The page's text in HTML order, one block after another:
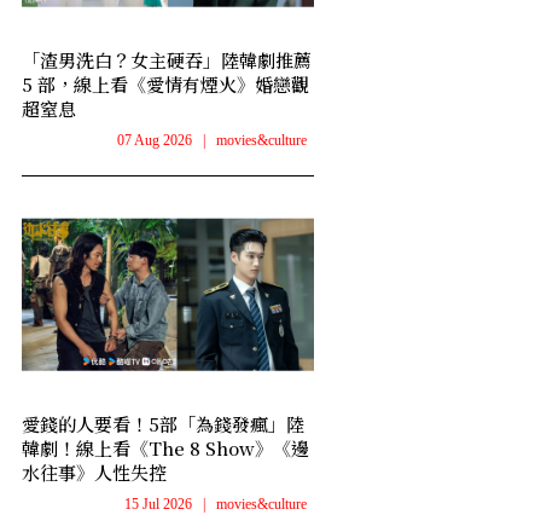
「渣男洗白？女主硬吞」陸韓劇推薦
5 部，線上看《愛情有煙火》婚戀觀
超窒息
07 Aug 2026 | movies&culture
愛錢的人要看！5部「為錢發瘋」陸
韓劇！線上看《The 8 Show》《邊
水往事》人性失控
15 Jul 2026 movies&culture